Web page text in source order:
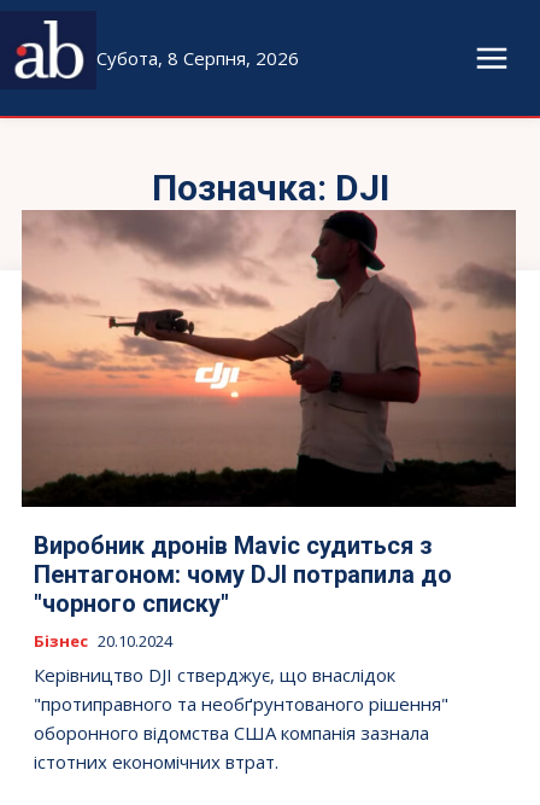
Субота, 8 Серпня, 2026
Позначка: DJI
Виробник дронів Mavic судиться з
Пентагоном: чому DJI потрапила до
"чорного списку"
Бізнес 20.10.2024
Керівництво DJI стверджує, що внаслідок
"протиправного та необґрунтованого рішення"
оборонного відомства США компанія зазнала
істотних економічних втрат.